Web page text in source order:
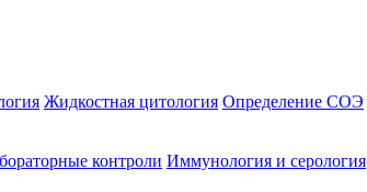
Жидкостная цитология Определение СОЭ
контроли Иммунология и серология